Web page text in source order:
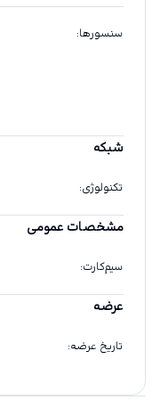
سنسورها:
شبکه
تکنولوژی:
مشخصات عمومی
سیم‌کارت:
عرضه
تاریخ عرضه: